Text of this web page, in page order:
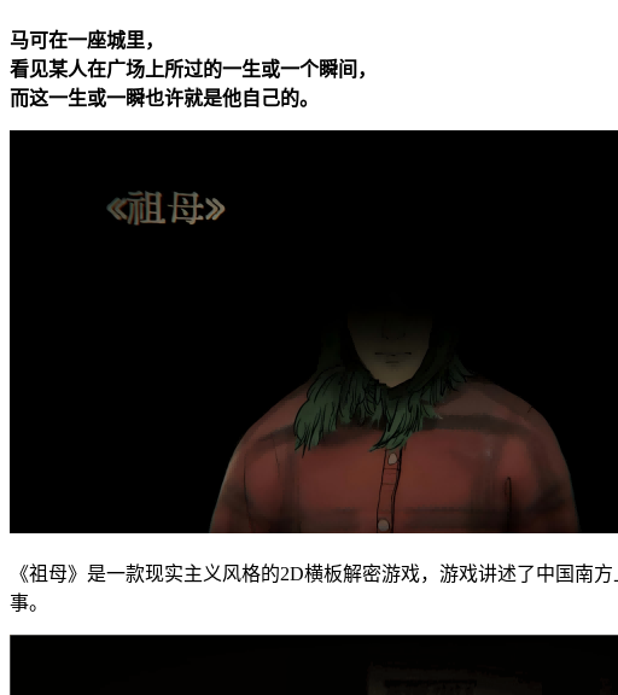
马可在一座城里，
看见某人在广场上所过的一生或一个瞬间，
而这一生或一瞬也许就是他自己的。
《祖母》是一款现实主义风格的2D横板解密游戏，游戏讲述了中国南
事。